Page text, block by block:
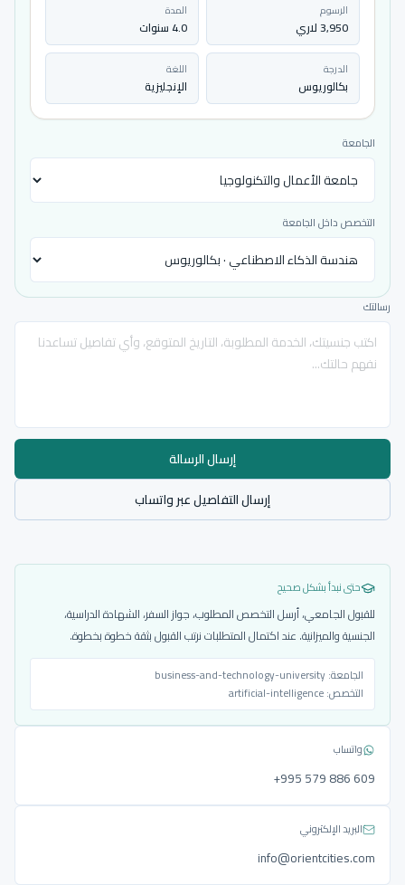
الرسوم
3,950 لاري
المدة
4.0 سنوات
الدرجة
بكالوريوس
اللغة
الإنجليزية
الجامعة
التخصص داخل الجامعة
رسالتك
إرسال الرسالة
إرسال التفاصيل عبر واتساب
حتى نبدأ بشكل صحيح
للقبول الجامعي، أرسل التخصص المطلوب، جواز السفر، الشهادة الدراسية،
الجنسية والميزانية. عند اكتمال المتطلبات نرتب القبول بثقة خطوة بخطوة.
الجامعة:business-and-technology-university
التخصص:artificial-intelligence
واتساب
‎+995 579 886 609
البريد الإلكتروني
info@orientcities.com